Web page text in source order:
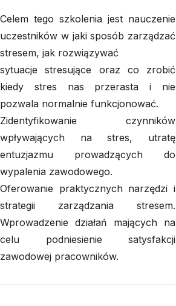
Celem tego szkolenia jest nauczenie
uczestników w jaki sposób zarządzać
stresem, jak rozwiązywać
sytuacje stresujące oraz co zrobić
kiedy stres nas przerasta i nie
pozwala normalnie funkcjonować.
Zidentyfikowanie czynników
wpływających na stres, utratę
entuzjazmu prowadzących do
wypalenia zawodowego.
Oferowanie praktycznych narzędzi i
strategii zarządzania stresem.
Wprowadzenie działań mających na
celu podniesienie satysfakcji
zawodowej pracowników.